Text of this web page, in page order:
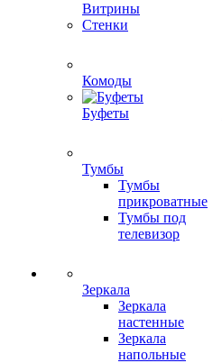
Витрины
Стенки
Комоды
Буфеты
Тумбы
Тумбы
прикроватные
Тумбы под
телевизор
Зеркала
Зеркала
настенные
Зеркала
напольные